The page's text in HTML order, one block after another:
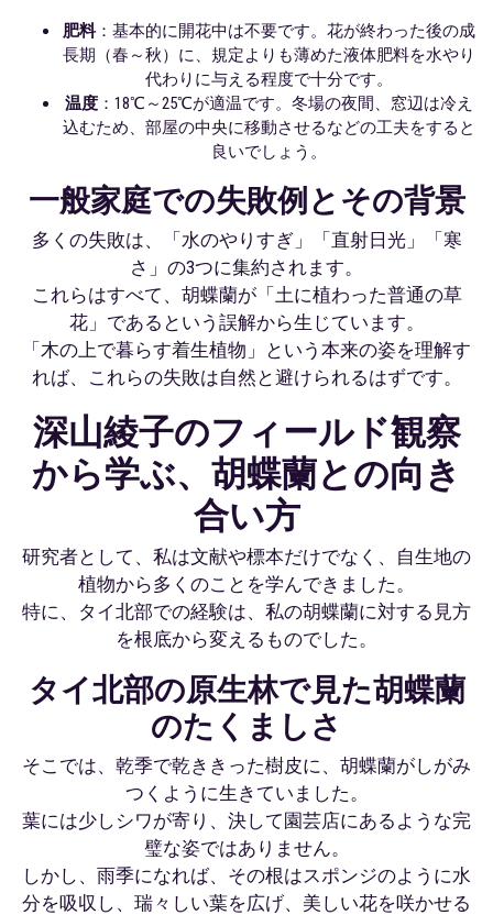
肥料：基本的に開花中は不要です。花が終わった後の成
長期（春～秋）に、規定よりも薄めた液体肥料を水やり
代わりに与える程度で十分です。
温度：18℃～25℃が適温です。冬場の夜間、窓辺は冷え
込むため、部屋の中央に移動させるなどの工夫をすると
良いでしょう。
一般家庭での失敗例とその背景
多くの失敗は、「水のやりすぎ」「直射日光」「寒
さ」の3つに集約されます。
これらはすべて、胡蝶蘭が「土に植わった普通の草
花」であるという誤解から生じています。
「木の上で暮らす着生植物」という本来の姿を理解す
れば、これらの失敗は自然と避けられるはずです。
深山綾子のフィールド観察
から学ぶ、胡蝶蘭との向き
合い方
研究者として、私は文献や標本だけでなく、自生地の
植物から多くのことを学んできました。
特に、タイ北部での経験は、私の胡蝶蘭に対する見方
を根底から変えるものでした。
タイ北部の原生林で見た胡蝶蘭
のたくましさ
そこでは、乾季で乾ききった樹皮に、胡蝶蘭がしがみ
つくように生きていました。
葉には少しシワが寄り、決して園芸店にあるような完
璧な姿ではありません。
しかし、雨季になれば、その根はスポンジのように水
分を吸収し、瑞々しい葉を広げ、美しい花を咲かせる